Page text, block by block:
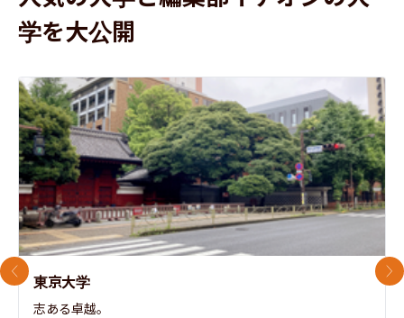
学を大公開
東京大学
志ある卓越。
前のスライド 次